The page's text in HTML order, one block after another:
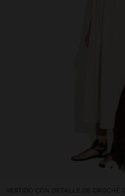
+
VESTIDO CON DETALLE DE CROCHÉ